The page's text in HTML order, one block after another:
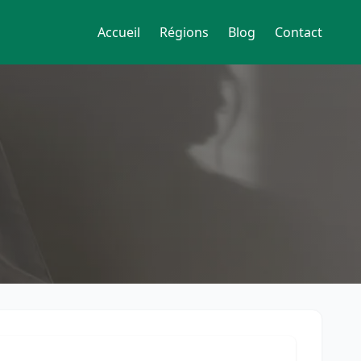
Accueil Régions Blog Contact